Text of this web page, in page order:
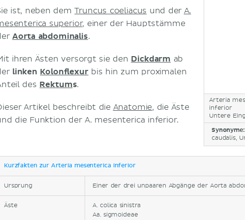
Arteria
inferior
Untere
Synonyme:
caudalis,
ist, neben demTruncus coeliacus und der A.
superior, einer der Hauptstämme
Aorta abdominalis.
ihren Ästen versorgt sie den Dickdarm ab
linken Kolonflexurbis hin zum proximalen
des Rektums.
Artikel beschreibt die Anatomie, die Äste
die Funktion der A. mesenterica inferior.
Kurzfakten zur Arteria mesenterica inferior
Ursprung Einer der drei unpaaren Abgänge der Aorta
Äste
A. colica sinistra
Aa. sigmoideae